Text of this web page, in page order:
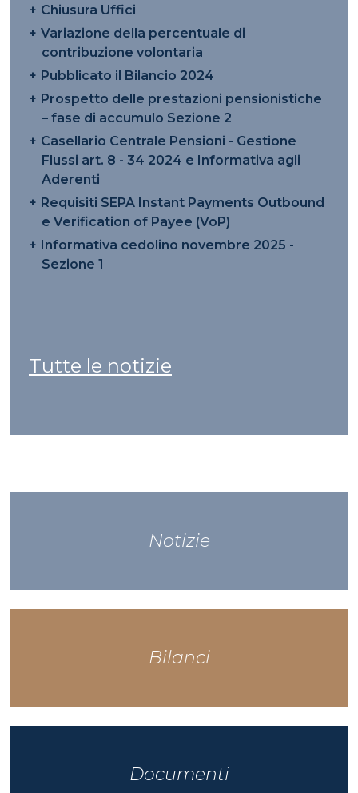
Chiusura Uffici
Variazione della percentuale di
contribuzione volontaria
Pubblicato il Bilancio 2024
Prospetto delle prestazioni pensionistiche
– fase di accumulo Sezione 2
Casellario Centrale Pensioni - Gestione
Flussi art. 8 - 34 2024 e Informativa agli
Aderenti
Requisiti SEPA Instant Payments Outbound
e Verification of Payee (VoP)
Informativa cedolino novembre 2025 -
Sezione 1
Tutte le notizie
Notizie
Bilanci
Documenti